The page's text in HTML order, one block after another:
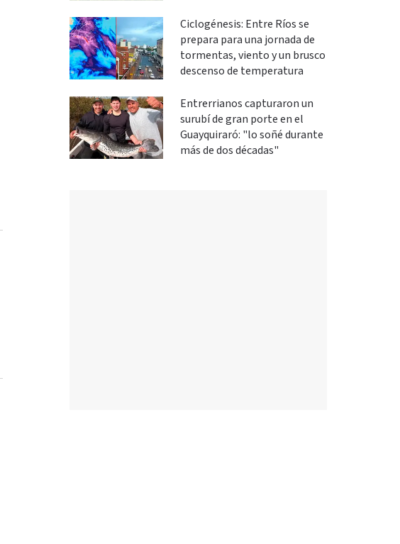
Ciclogénesis: Entre Ríos se
prepara para una jornada de
tormentas, viento y un brusco
descenso de temperatura
Entrerrianos capturaron un
surubí de gran porte en el
Guayquiraró: "lo soñé durante
más de dos décadas"